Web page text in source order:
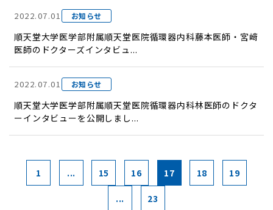
2022.07.01 お知らせ
順天堂大学医学部附属順天堂医院循環器内科藤本医師・宮﨑
医師のドクターズインタビュ...
2022.07.01 お知らせ
順天堂大学医学部附属順天堂医院循環器内科林医師のドクタ
ーインタビューを公開しまし...
1 ... 15 16 17 18 19
... 23